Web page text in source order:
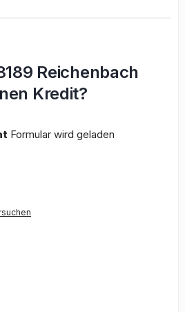
Reichenbach
Kredit?
Formular wird geladen